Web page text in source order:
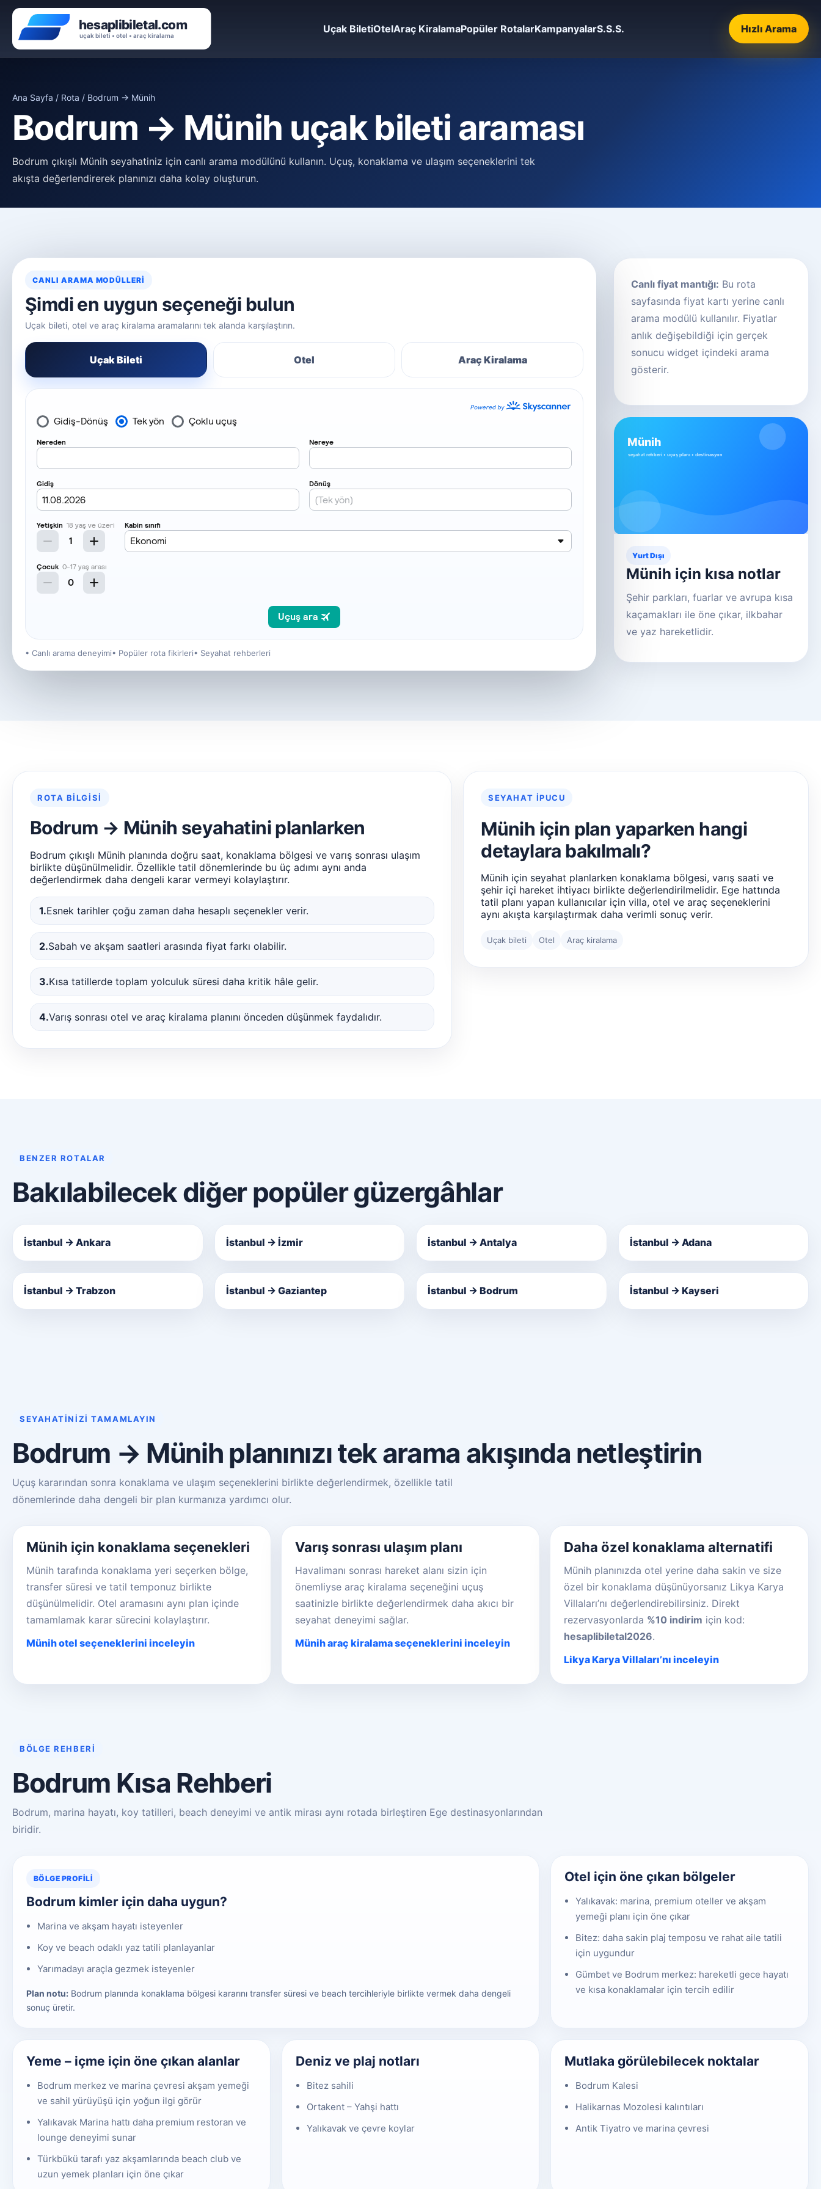
Uçak BiletiOtelAraç KiralamaPopüler RotalarKampanyalarS.S.S. Hızlı Arama
Ana Sayfa / Rota / Bodrum → Münih
Bodrum → Münih uçak bileti araması
Bodrum çıkışlı Münih seyahatiniz için canlı arama modülünü kullanın. Uçuş, konaklama ve ulaşım seçeneklerini tek
akışta değerlendirerek planınızı daha kolay oluşturun.
CANLI ARAMA MODÜLLERI
Şimdi en uygun seçeneği bulun
Uçak bileti, otel ve araç kiralama aramalarını tek alanda karşılaştırın.
Uçak Bileti Otel Araç Kiralama
• Canlı arama deneyimi• Popüler rota fikirleri• Seyahat rehberleri
Canlı fiyat mantığı: Bu rota
sayfasında fiyat kartı yerine canlı
arama modülü kullanılır. Fiyatlar
anlık değişebildiği için gerçek
sonucu widget içindeki arama
gösterir.
Yurt Dışı
Münih için kısa notlar
Şehir parkları, fuarlar ve avrupa kısa
kaçamakları ile öne çıkar, ilkbahar
ve yaz hareketlidir.
ROTA BILGISI
Bodrum → Münih seyahatini planlarken
Bodrum çıkışlı Münih planında doğru saat, konaklama bölgesi ve varış sonrası ulaşım
birlikte düşünülmelidir. Özellikle tatil dönemlerinde bu üç adımı aynı anda
değerlendirmek daha dengeli karar vermeyi kolaylaştırır.
1.Esnek tarihler çoğu zaman daha hesaplı seçenekler verir.
2.Sabah ve akşam saatleri arasında fiyat farkı olabilir.
3.Kısa tatillerde toplam yolculuk süresi daha kritik hâle gelir.
4.Varış sonrası otel ve araç kiralama planını önceden düşünmek faydalıdır.
SEYAHAT İPUCU
Münih için plan yaparken hangi
detaylara bakılmalı?
Münih için seyahat planlarken konaklama bölgesi, varış saati ve
şehir içi hareket ihtiyacı birlikte değerlendirilmelidir. Ege hattında
tatil planı yapan kullanıcılar için villa, otel ve araç seçeneklerini
aynı akışta karşılaştırmak daha verimli sonuç verir.
Uçak bileti Otel Araç kiralama
BENZER ROTALAR
Bakılabilecek diğer popüler güzergâhlar
İstanbul → Ankara İstanbul → İzmir İstanbul → Antalya İstanbul → Adana
İstanbul → Trabzon İstanbul → Gaziantep İstanbul → Bodrum İstanbul → Kayseri
SEYAHATINIZI TAMAMLAYIN
Bodrum → Münih planınızı tek arama akışında netleştirin
Uçuş kararından sonra konaklama ve ulaşım seçeneklerini birlikte değerlendirmek, özellikle tatil
dönemlerinde daha dengeli bir plan kurmanıza yardımcı olur.
Münih için konaklama seçenekleri
Münih tarafında konaklama yeri seçerken bölge,
transfer süresi ve tatil temponuz birlikte
düşünülmelidir. Otel aramasını aynı plan içinde
tamamlamak karar sürecini kolaylaştırır.
Münih otel seçeneklerini inceleyin
Varış sonrası ulaşım planı
Havalimanı sonrası hareket alanı sizin için
önemliyse araç kiralama seçeneğini uçuş
saatinizle birlikte değerlendirmek daha akıcı bir
seyahat deneyimi sağlar.
Münih araç kiralama seçeneklerini inceleyin
Daha özel konaklama alternatifi
Münih planınızda otel yerine daha sakin ve size
özel bir konaklama düşünüyorsanız Likya Karya
Villaları’nı değerlendirebilirsiniz. Direkt
rezervasyonlarda %10 indirim için kod:
hesaplibiletal2026.
Likya Karya Villaları’nı inceleyin
BÖLGE REHBERI
Bodrum Kısa Rehberi
Bodrum, marina hayatı, koy tatilleri, beach deneyimi ve antik mirası aynı rotada birleştiren Ege destinasyonlarından
biridir.
BÖLGE PROFILI
Bodrum kimler için daha uygun?
Marina ve akşam hayatı isteyenler
Koy ve beach odaklı yaz tatili planlayanlar
Yarımadayı araçla gezmek isteyenler
Plan notu: Bodrum planında konaklama bölgesi kararını transfer süresi ve beach tercihleriyle birlikte vermek daha dengeli
sonuç üretir.
Otel için öne çıkan bölgeler
Yalıkavak: marina, premium oteller ve akşam
yemeği planı için öne çıkar
Bitez: daha sakin plaj temposu ve rahat aile tatili
için uygundur
Gümbet ve Bodrum merkez: hareketli gece hayatı
ve kısa konaklamalar için tercih edilir
Yeme – içme için öne çıkan alanlar
Bodrum merkez ve marina çevresi akşam yemeği
ve sahil yürüyüşü için yoğun ilgi görür
Yalıkavak Marina hattı daha premium restoran ve
lounge deneyimi sunar
Türkbükü tarafı yaz akşamlarında beach club ve
uzun yemek planları için öne çıkar
Deniz ve plaj notları
Bitez sahili
Ortakent – Yahşi hattı
Yalıkavak ve çevre koylar
Mutlaka görülebilecek noktalar
Bodrum Kalesi
Halikarnas Mozolesi kalıntıları
Antik Tiyatro ve marina çevresi